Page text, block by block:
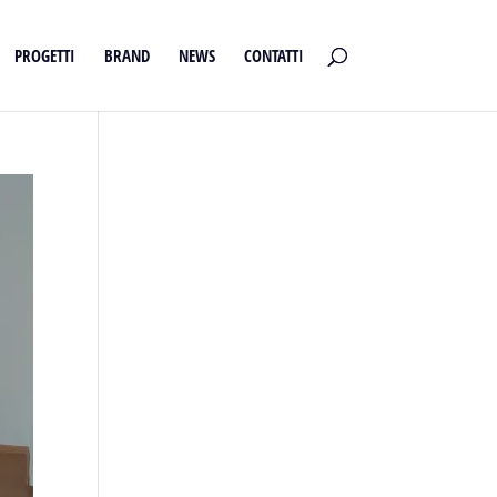
PROGETTI BRAND NEWS CONTATTI